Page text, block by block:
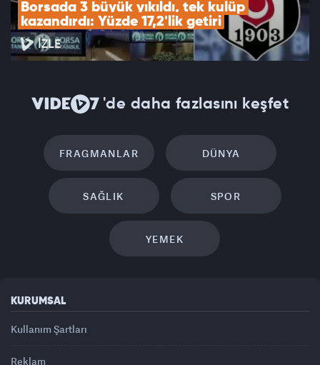
Borsada 3 büyük yıkıldı, tek kulüp
kazandırdı: Yüzde 17,2'lik getiri
İZLE
'de daha fazlasını keşfet
FRAGMANLAR DÜNYA
SAĞLIK SPOR
YEMEK
KURUMSAL
Kullanım Şartları
Reklam